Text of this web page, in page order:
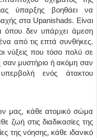
ύπαρξης βοηθάει να
στα Upanishads. Είναι
όπου δεν υπάρχει άμεση
από τις επτά συνθήκες.
νύξεις που τόσο πολύ σε
σαν μυστήριο ή ακόμη σαν
ενός άτακτου
μας, κάθε ατομικό σώμα
ζωή στις διαδικασίες της
της νόησης, κάθε ιδανικό